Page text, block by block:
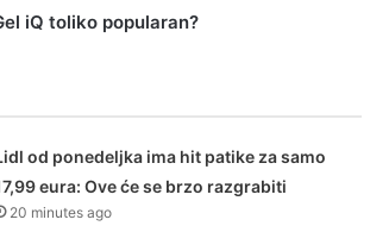
iQ toliko popularan?
od ponedeljka ima hit patike za samo
eura: Ove će se brzo razgrabiti
20 minutes ago